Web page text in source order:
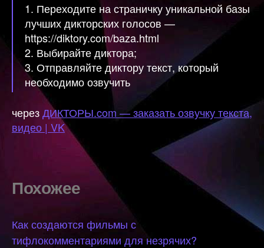
1. Переходите на страничку уникальной базы
лучших дикторских голосов —
https://diktory.com/baza.html
2. Выбирайте диктора;
3. Отправляйте диктору текст, который
необходимо озвучить
черезДИКТОРЫ.com — заказать озвучку текста,
видео | VK
Похожее
Как создаются фильмы с
тифлокомментариями для незрячих?